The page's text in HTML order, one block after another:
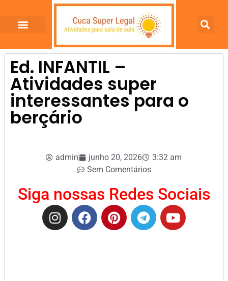
Ed. INFANTIL –
Atividades super
interessantes para o
berçário
admin junho 20, 2026
3:32 am
Sem Comentários
Siga nossas Redes Sociais